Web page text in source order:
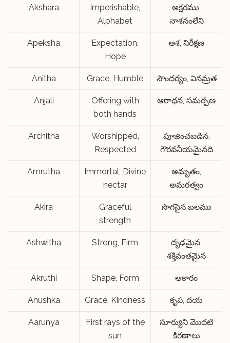
Akshara
Imperishable,
Alphabet
అక్షరము,
నాశనంలేని
Apeksha
Expectation,
Hope
ఆశ, నిరీక్షణ
Anitha Grace, Humble సౌందర్యం, వినమ్రత
Anjali
Offering with
both hands
ఆరాధన, సమర్పణ
Architha
Worshipped,
Respected
పూజించబడిన,
గౌరవనీయమైనది
Amrutha
Immortal, Divine
nectar
అమృతం,
అమరత్వం
Akira
Graceful
strength
సొగసైన బలము
Ashwitha Strong, Firm
దృఢమైన,
శక్తివంతమైన
Akruthi Shape, Form ఆకారం
Anushka Grace, Kindness కృప, దయ
Aarunya
First rays of the
sun
సూర్యుని మొదటి
కిరణాలు